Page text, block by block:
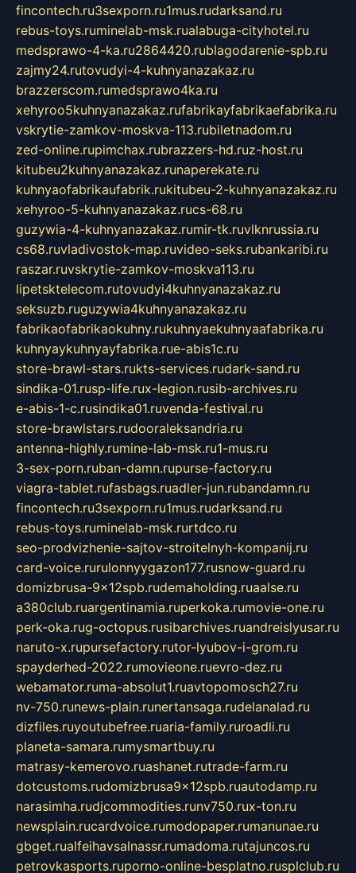
fincontech.ru3sexporn.ru1mus.rudarksand.ru
rebus-toys.ruminelab-msk.rualabuga-cityhotel.ru
medsprawo-4-ka.ru2864420.rublagodarenie-spb.ru
zajmy24.rutovudyi-4-kuhnyanazakaz.ru
brazzerscom.rumedsprawo4ka.ru
xehyroo5kuhnyanazakaz.rufabrikayfabrikaefabrika.ru
vskrytie-zamkov-moskva-113.rubiletnadom.ru
zed-online.rupimchax.rubrazzers-hd.ruz-host.ru
kitubeu2kuhnyanazakaz.runaperekate.ru
kuhnyaofabrikaufabrik.rukitubeu-2-kuhnyanazakaz.ru
xehyroo-5-kuhnyanazakaz.rucs-68.ru
guzywia-4-kuhnyanazakaz.rumir-tk.ruvlknrussia.ru
cs68.ruvladivostok-map.ruvideo-seks.rubankaribi.ru
raszar.ruvskrytie-zamkov-moskva113.ru
lipetsktelecom.rutovudyi4kuhnyanazakaz.ru
seksuzb.ruguzywia4kuhnyanazakaz.ru
fabrikaofabrikaokuhny.rukuhnyaekuhnyaafabrika.ru
kuhnyaykuhnyayfabrika.rue-abis1c.ru
store-brawl-stars.rukts-services.rudark-sand.ru
sindika-01.rusp-life.rux-legion.rusib-archives.ru
e-abis-1-c.rusindika01.ruvenda-festival.ru
store-brawlstars.rudooraleksandria.ru
antenna-highly.rumine-lab-msk.ru1-mus.ru
3-sex-porn.ruban-damn.rupurse-factory.ru
viagra-tablet.rufasbags.ruadler-jun.rubandamn.ru
fincontech.ru3sexporn.ru1mus.rudarksand.ru
rebus-toys.ruminelab-msk.rurtdco.ru
seo-prodvizhenie-sajtov-stroitelnyh-kompanij.ru
card-voice.rurulonnyygazon177.rusnow-guard.ru
domizbrusa-9x12spb.rudemaholding.ruaalse.ru
a380club.ruargentinamia.ruperkoka.rumovie-one.ru
perk-oka.rug-octopus.rusibarchives.ruandreislyusar.ru
naruto-x.rupursefactory.rutor-lyubov-i-grom.ru
spayderhed-2022.rumovieone.ruevro-dez.ru
webamator.ruma-absolut1.ruavtopomosch27.ru
nv-750.runews-plain.runertansaga.rudelanalad.ru
dizfiles.ruyoutubefree.ruaria-family.ruroadli.ru
planeta-samara.rumysmartbuy.ru
matrasy-kemerovo.ruashanet.rutrade-farm.ru
dotcustoms.rudomizbrusa9x12spb.ruautodamp.ru
narasimha.rudjcommodities.runv750.rux-ton.ru
newsplain.rucardvoice.rumodopaper.rumanunae.ru
gbget.rualfeihavsalnassr.rumadoma.rutajuncos.ru
petrovkasports.ruporno-online-besplatno.rusplclub.ru